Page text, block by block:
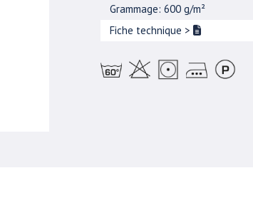
Grammage: 600 g/m²
Fiche technique >